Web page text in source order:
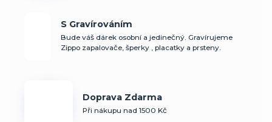
S Gravírováním
Bude váš dárek osobní a jedinečný. Gravírujeme
Zippo zapalovače, šperky , placatky a prsteny.
Doprava Zdarma
Při nákupu nad 1500 Kč